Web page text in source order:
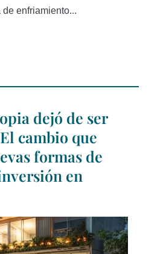
enfriamiento...
dejó de ser
cambio que
formas de
en